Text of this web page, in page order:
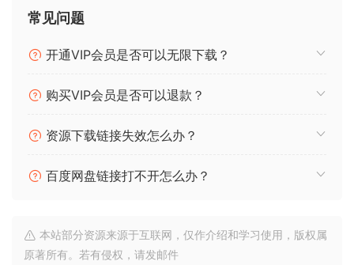
The plugins remain free —support the developer if you
can.
Here’s what’s new:
Unfortunately, this will be the final update.
A numeric readout has been added to the
The color palette has been changed for
both the interface and the gain reduction
常见问题
开通VIP会员是否可以无限下载？
购买VIP会员是否可以退款？
资源下载链接失效怎么办？
百度网盘链接打不开怎么办？
本站部分资源来源于互联网，仅作介绍和学习使用，版权属
原著所有。若有侵权，请发邮件